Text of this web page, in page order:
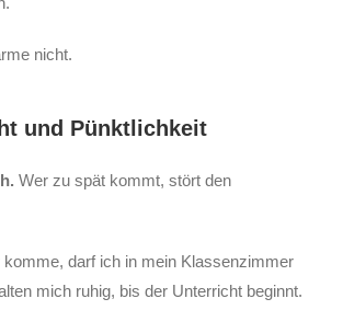
nicht.
und Pünktlichkeit
Wer zu spät kommt, stört den
komme, darf ich in mein Klassenzimmer
mich ruhig, bis der Unterricht beginnt.